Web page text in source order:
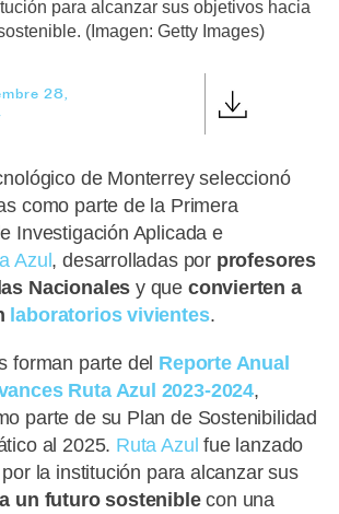
para alcanzar sus objetivos hacia
(Imagen: Getty Images)
28,
de Monterrey seleccionó
como parte de la Primera
Investigación Aplicada e
Azul, desarrolladas por profesores
Nacionales y que convierten a
laboratorios vivientes.
forman parte del Reporte Anual
Ruta Azul 2023-2024,
parte de su Plan de Sostenibilidad
al 2025. Ruta Azul fue lanzado
la institución para alcanzar sus
un futuro sosteniblecon una